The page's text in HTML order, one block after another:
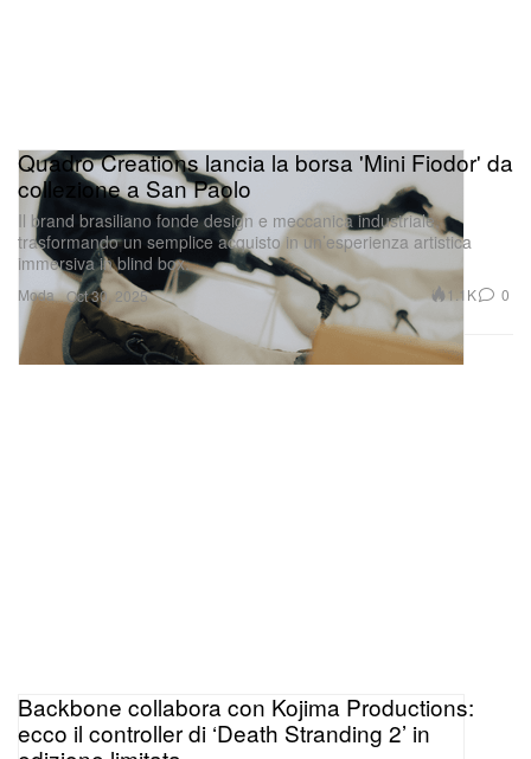
Moda
Quadro Creations lancia la borsa 'Mini Fiodor' da
collezione a San Paolo
Il brand brasiliano fonde design e meccanica industriale,
trasformando un semplice acquisto in un’esperienza artistica
immersiva in blind box.
Oct 30, 2025 1.1K 0
Backbone collabora con Kojima Productions:
ecco il controller di ‘Death Stranding 2’ in